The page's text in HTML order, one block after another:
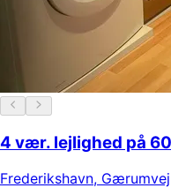
4 vær. lejlighed på
Frederikshavn, Gærumvej